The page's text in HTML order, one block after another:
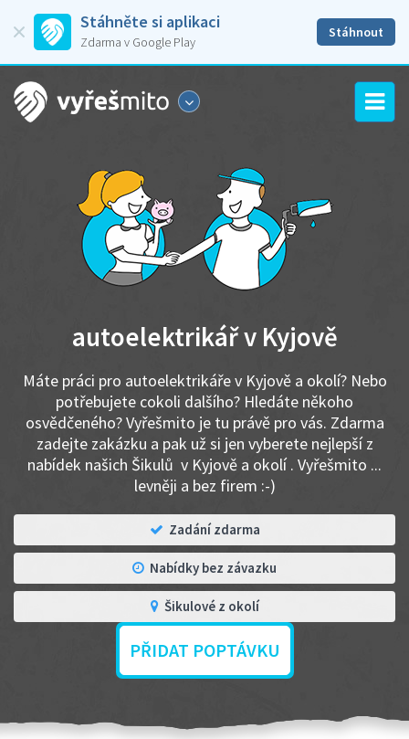
Stáhněte si aplikaci
Zdarma v Google Play
Stáhnout
autoelektrikář v Kyjově
Máte práci pro autoelektrikáře v Kyjově a okolí? Nebo
potřebujete cokoli dalšího? Hledáte někoho
osvědčeného? Vyřešmito je tu právě pro vás. Zdarma
zadejte zakázku a pak už si jen vyberete nejlepší z
nabídek našich Šikulů v Kyjově a okolí . Vyřešmito ...
levněji a bez firem :-)
Zadání zdarma
Nabídky bez závazku
Šikulové z okolí
PŘIDAT POPTÁVKU